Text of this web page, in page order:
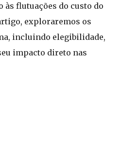
às flutuações do custo do
exploraremos os
incluindo elegibilidade,
impacto direto nas